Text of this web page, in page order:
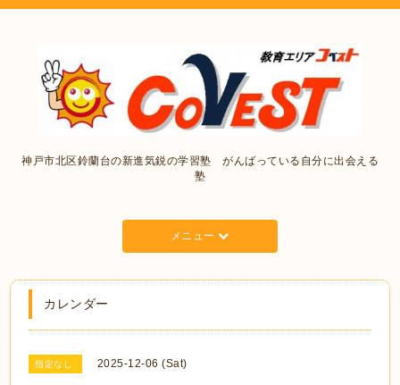
神戸市北区鈴蘭台の新進気鋭の学習塾 がんばっている自分に出会える
塾
メニュー
カレンダー
指定なし 2025-12-06 (Sat)